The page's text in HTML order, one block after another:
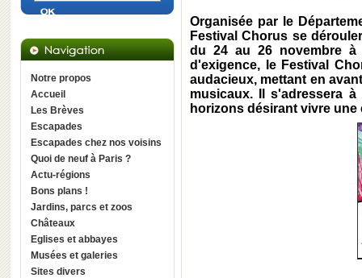
Notre propos
Accueil
Les Brèves
Escapades
Escapades chez nos voisins
Quoi de neuf à Paris ?
Actu-régions
Bons plans !
Jardins, parcs et zoos
Châteaux
Eglises et abbayes
Musées et galeries
Sites divers
Organisée par le
Festival Chorus se
du 24 au 26 novembre à
d'exigence, le Festival
audacieux, mettant en
musicaux. Il s'adressera
horizons désirant vivre